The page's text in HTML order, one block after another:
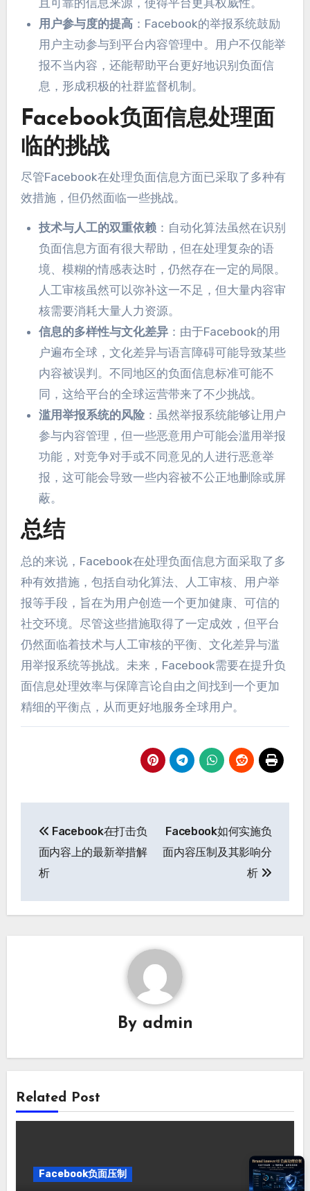
用户参与度的提高： Facebook的举报系统鼓励
用户主动参与到平台内容管理中 。
用户不仅能举
报不当内容 ， 还能帮助平台更好地识别负面信
息 ， 形成积极的社群监督机制。
Facebook负面信息处理面
临的挑战
尽管Facebook在处理负面信息方面已采取了多种有
效措施， 但仍然面临一些挑战。
技术与人工的双重依赖： 自动化算法虽然在识别
负面信息方面有很大帮助 ， 但在处理复杂的语
境、 模糊的情感表达时， 仍然存在一定的局限。
人工审核虽然可以弥补这一不足 ， 但大量内容审
核需要消耗大量人力资源。
信息的多样性与文化差异： 由于Facebook的用
户遍布全球 ， 文化差异与语言障碍可能导致某些
内容被误判 。 不同地区的负面信息标准可能不
同 ， 这给平台的全球运营带来了不少挑战。
滥用举报系统的风险： 虽然举报系统能够让用户
参与内容管理 ， 但一些恶意用户可能会滥用举报
功能， 对竞争对手或不同意见的人进行恶意举
报 ， 这可能会导致一些内容被不公正地删除或屏
蔽。
总结
总的来说， Facebook在处理负面信息方面采取了多
种有效措施， 包括自动化算法、 人工审核、
用户举
报等手段 ， 旨在为用户创造一个更加健康
可信的
社交环境。 尽管这些措施取得了一定成效 ， 但平台
仍然面临着技术与人工审核的平衡、 文化差异与滥
用举报系统等挑战。 未来 ， Facebook需要在提升负
面信息处理效率与保障言论自由之间找到一个更加
精细的平衡点 ， 从而更好地服务全球用户。
navigation
Facebook在打击负
面内容上的最新举措解
析
Facebook如何实施负
面内容压制及其影响分
析
By admin
Related Post
Facebook负面压制